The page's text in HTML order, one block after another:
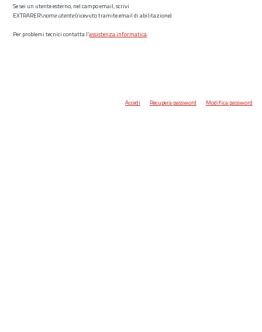
Se sei un utente esterno, nel campo email, scrivi
EXTRARER\nome utente(ricevuto tramite email di abilitazione)
Per problemi tecnici contatta l’assistenza informatica.
Accedi Recupera password Modifica password